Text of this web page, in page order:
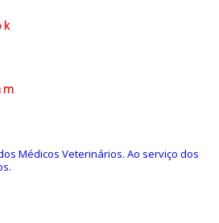
Médicos Veterinários. Ao serviço dos